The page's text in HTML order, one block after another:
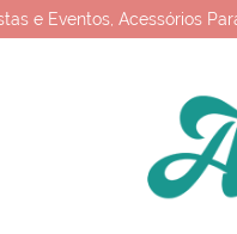
e Eventos, Acessórios